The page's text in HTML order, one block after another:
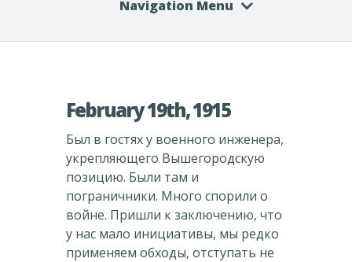
Navigation Menu
February 19th, 1915
Был в гостях у военного инженера,
укрепляющего Вышегородскую
позицию. Были там и
пограничники. Много спорили о
войне. Пришли к заключению, что
у нас мало инициативы, мы редко
применяем обходы, отступать не